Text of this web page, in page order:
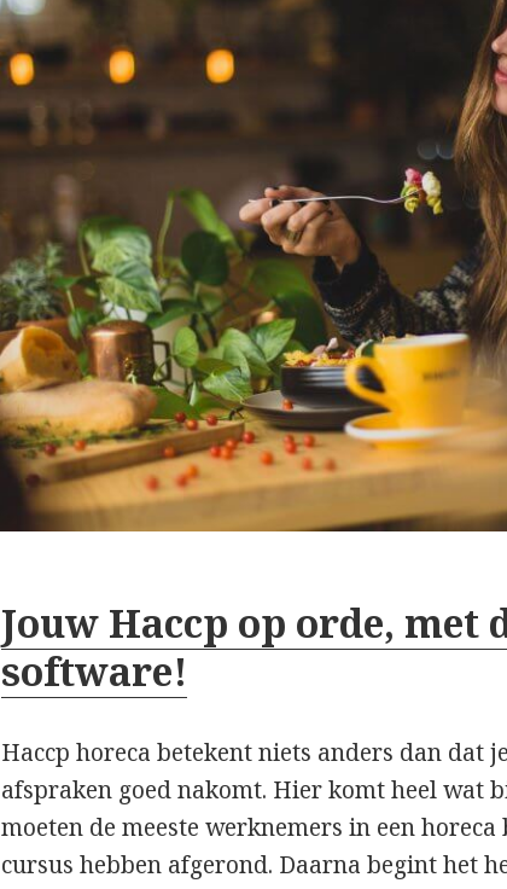
Jouw Haccp op orde, met
software!
Haccp horeca betekent niets anders dan dat
afspraken goed nakomt. Hier komt heel wat
moeten de meeste werknemers in een
cursus hebben afgerond. Daarna begint het